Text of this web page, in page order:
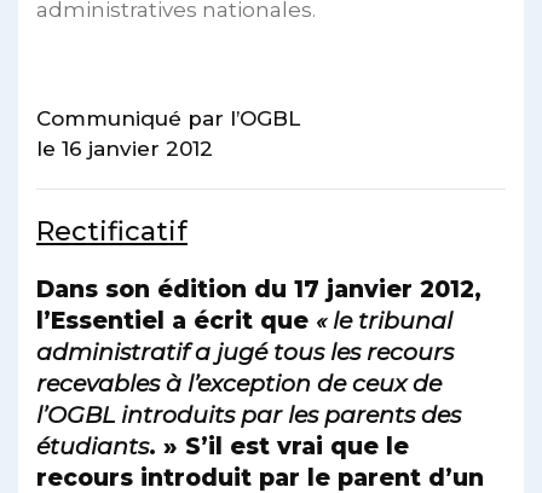
administratives nationales.
Communiqué par l’OGBL
le 16 janvier 2012
Rectificatif
Dans son édition du 17 janvier 2012,
l’Essentiel a écrit que « le tribunal
administratif a jugé tous les recours
recevables à l’exception de ceux de
l’OGBL introduits par les parents des
étudiants. » S’il est vrai que le
recours introduit par le parent d’un